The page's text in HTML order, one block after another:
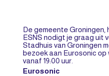
De gemeente
ESNS nodigt je graag uit
Stadhuis van Groningen
bezoek aan Eurosonic op
vanaf 19:00 uur.
Eurosonic